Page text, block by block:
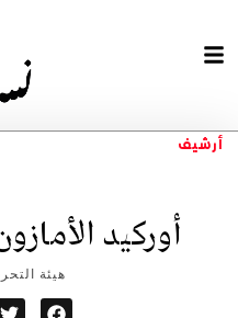
أرشيف
أوركيد
هيئة